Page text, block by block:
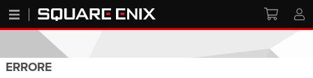
ERRORE